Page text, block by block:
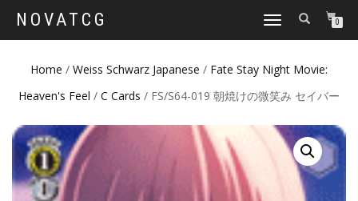
NOVATCG
TOGGLE
0
Home / Weiss Schwarz Japanese / Fate Stay Night Movie:
Heaven's Feel / C Cards / FS/S64-019 朝焼けの微笑み セイバー